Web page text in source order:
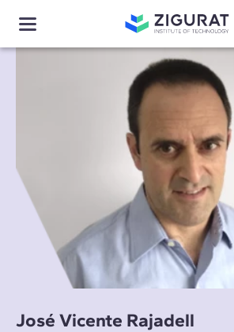
José Vicente Rajadell